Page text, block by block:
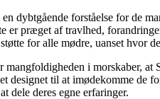
dybtgående forståelse for de
er præget af travlhed,
for alle mødre, uanset hvor
mangfoldigheden i morskaber,
designet til at imødekomme de
dele deres egne erfaringer.